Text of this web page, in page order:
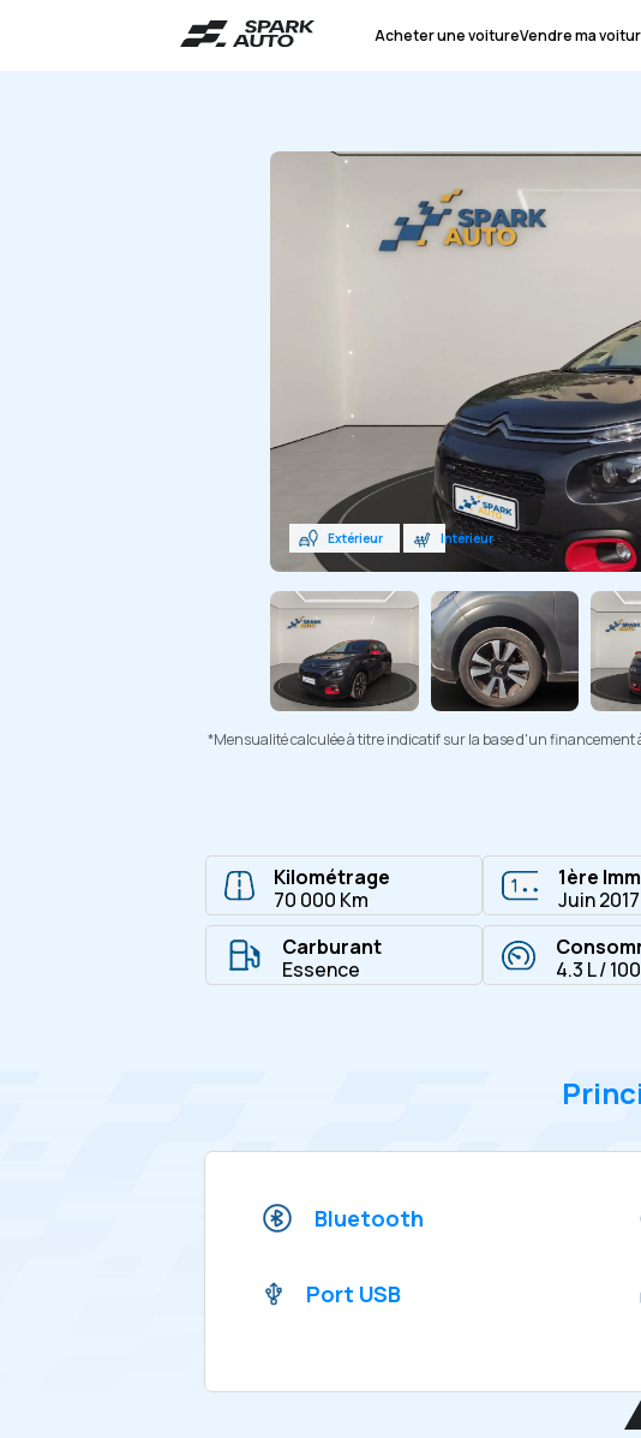
Acheter une voitureVendre ma
Extérieur Intérieur
*Mensualité calculée à titre indicatif sur la base d'un financement
Kilométrage
70 000 Km
1ère
Juin 2017
Carburant
Essence
4.3 L /
Bluetooth
Port USB